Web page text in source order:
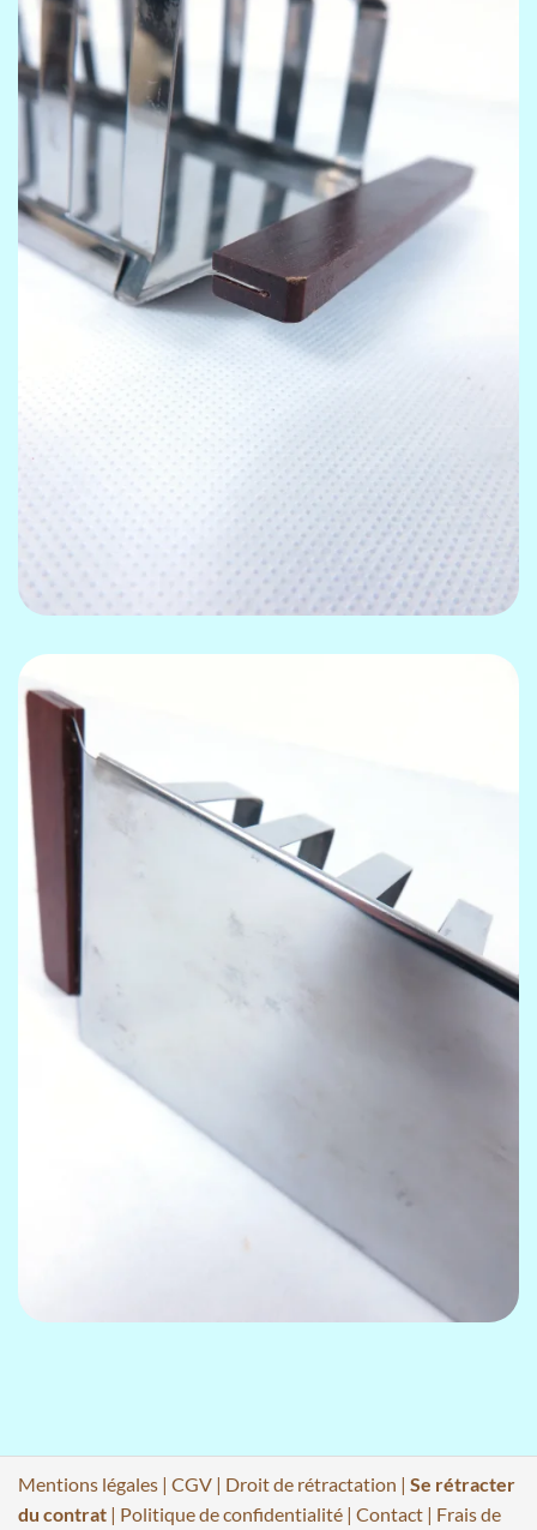
Mentions légales | CGV | Droit de rétractation | Se rétracter
du contrat | Politique de confidentialité | Contact | Frais de